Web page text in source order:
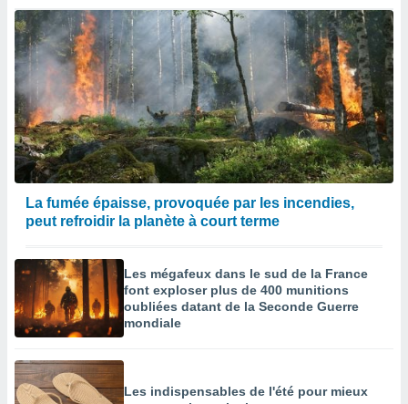
La fumée épaisse, provoquée par les incendies,
peut refroidir la planète à court terme
Les mégafeux dans le sud de la France
font exploser plus de 400 munitions
oubliées datant de la Seconde Guerre
mondiale
Les indispensables de l'été pour mieux